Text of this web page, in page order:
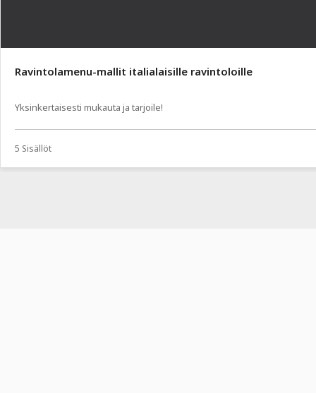
Ravintolamenu-mallit italialaisille ravintoloille
Yksinkertaisesti mukauta ja tarjoile!
5 Sisällöt